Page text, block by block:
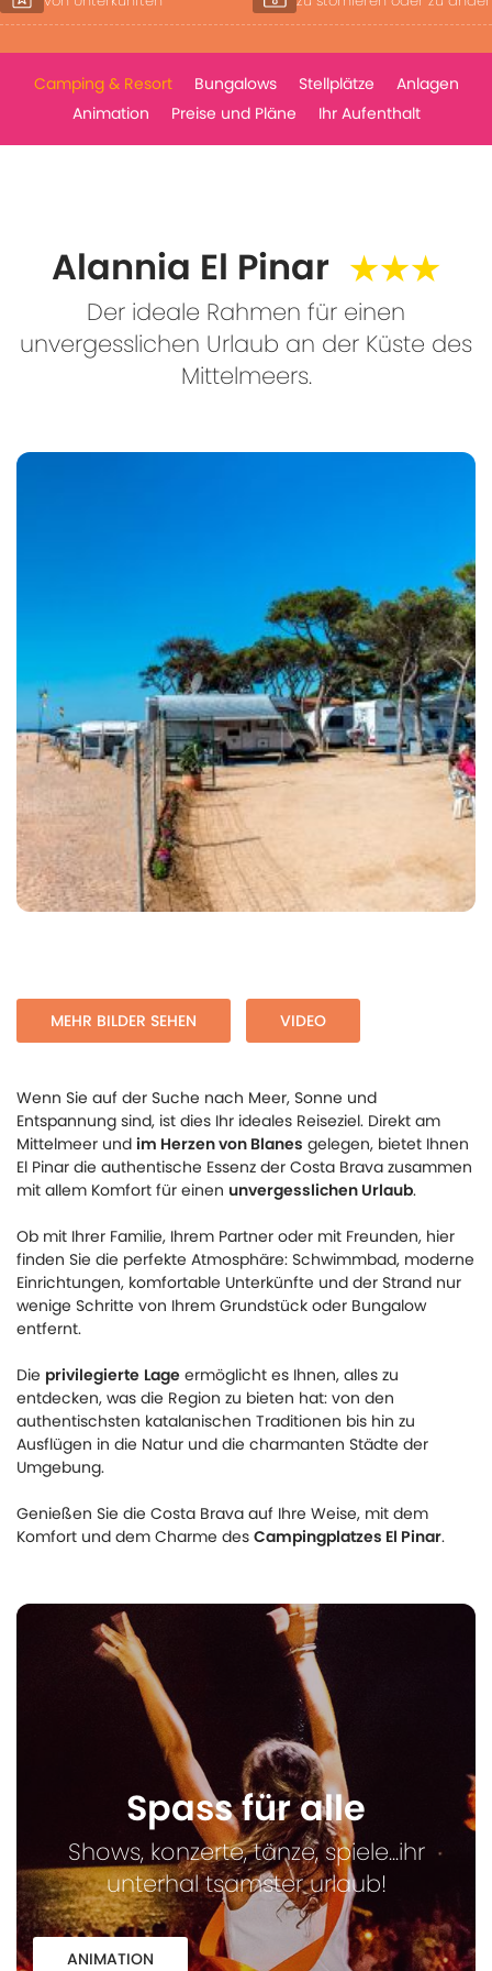
Camping & Resort Bungalows Stellplätze
Anlagen
Animation
Preise und Pläne Ihr Aufenthalt
Alannia El Pinar ★★★
Der ideale Rahmen für einen
unvergesslichen Urlaub an der Küste des
Mittelmeers.
MEHR BILDER SEHEN VIDEO
Wenn Sie auf der Suche nach Meer, Sonne und
Entspannung sind, ist dies Ihr ideales Reiseziel. Direkt am
Mittelmeer und im Herzen von Blanes gelegen, bietet Ihnen
El Pinar die authentische Essenz der Costa Brava zusammen
mit allem Komfort für einen unvergesslichen Urlaub.
Ob mit Ihrer Familie, Ihrem Partner oder mit Freunden, hier
finden Sie die perfekte Atmosphäre: Schwimmbad, moderne
Einrichtungen, komfortable Unterkünfte und der Strand nur
wenige Schritte von Ihrem Grundstück oder Bungalow
entfernt.
Die privilegierte Lage ermöglicht es Ihnen, alles zu
entdecken, was die Region zu bieten hat: von den
authentischsten katalanischen Traditionen bis hin zu
Ausflügen in die Natur und die charmanten Städte der
Umgebung.
Genießen Sie die Costa Brava auf Ihre Weise, mit dem
Komfort und dem Charme des Campingplatzes El Pinar.
Spass für alle
Shows, konzerte, tänze, spiele...ihr
unterhal tsamster urlaub!
ANIMATION